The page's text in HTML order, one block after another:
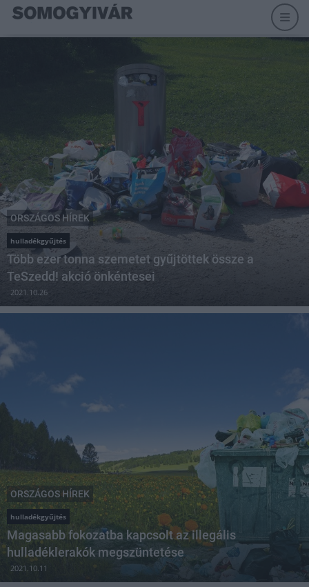
ORSZÁGOS HÍREK
hulladékgyűjtés
Több ezer tonna szemetet gyűjtöttek össze a
TeSzedd! akció önkéntesei
2021.10.26
ORSZÁGOS HÍREK
hulladékgyűjtés
Magasabb fokozatba kapcsolt az illegális
hulladéklerakók megszüntetése
2021.10.11